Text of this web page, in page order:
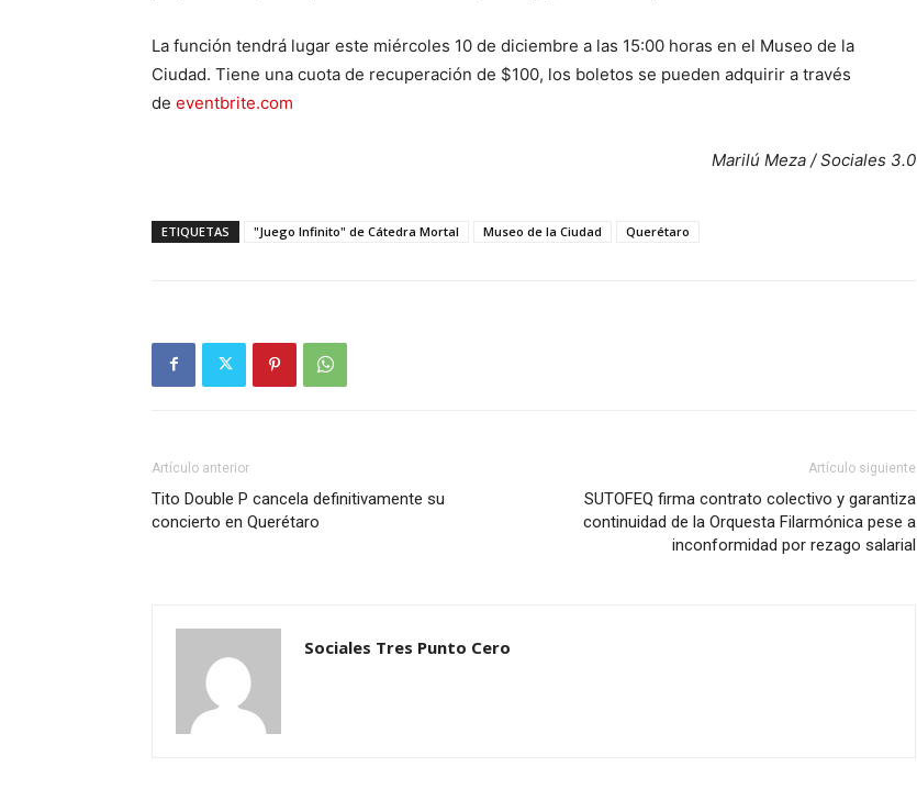
La función tendrá lugar este miércoles 10 de diciembre a las 15:00 horas en el Museo de la
Ciudad. Tiene una cuota de recuperación de $100, los boletos se pueden adquirir a través
de eventbrite.com
Marilú Meza / Sociales 3.0
ETIQUETAS "Juego Infinito" de Cátedra Mortal Museo de la Ciudad Querétaro
Artículo anterior
Tito Double P cancela definitivamente su
concierto en Querétaro
Artículo siguiente
SUTOFEQ firma contrato colectivo y garantiza
continuidad de la Orquesta Filarmónica pese a
inconformidad por rezago salarial
Sociales Tres Punto Cero